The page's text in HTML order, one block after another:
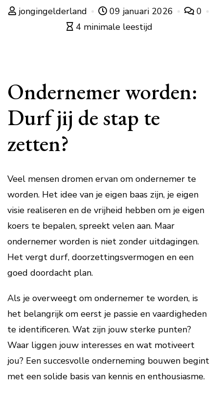
jongingelderland 09 januari 2026
0
4 minimale leestijd
Ondernemer worden:
Durf jij de stap te
zetten?
Veel mensen dromen ervan om ondernemer te
worden. Het idee van je eigen baas zijn, je eigen
visie realiseren en de vrijheid hebben om je eigen
koers te bepalen, spreekt velen aan. Maar
ondernemer worden is niet zonder uitdagingen.
Het vergt durf, doorzettingsvermogen en een
goed doordacht plan.
Als je overweegt om ondernemer te worden, is
het belangrijk om eerst je passie en vaardigheden
te identificeren. Wat zijn jouw sterke punten?
Waar liggen jouw interesses en wat motiveert
jou? Een succesvolle onderneming bouwen begint
met een solide basis van kennis en enthousiasme.